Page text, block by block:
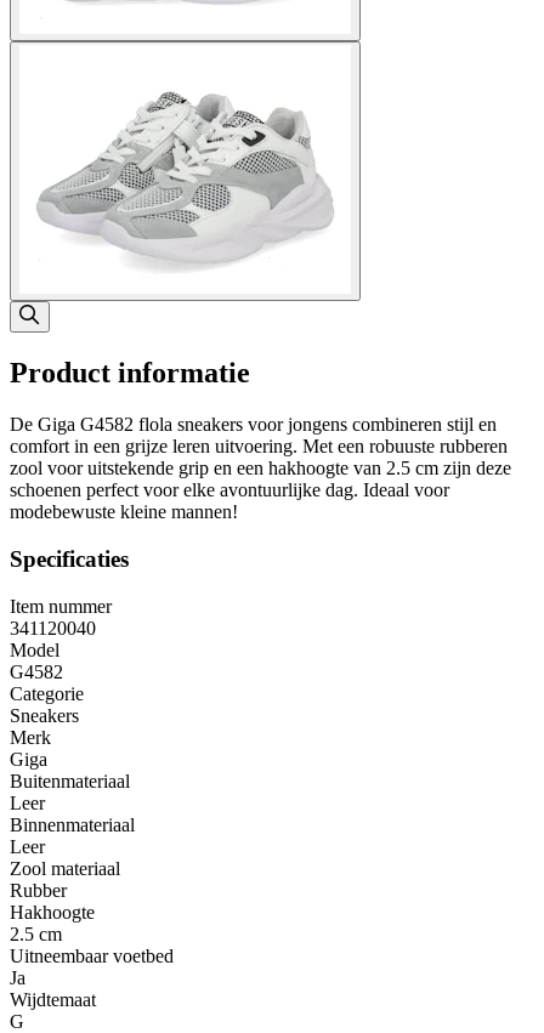
Product informatie
De Giga G4582 flola sneakers voor jongens combineren stijl en
comfort in een grijze leren uitvoering. Met een robuuste rubberen
zool voor uitstekende grip en een hakhoogte van 2.5 cm zijn deze
schoenen perfect voor elke avontuurlijke dag. Ideaal voor
modebewuste kleine mannen!
Specificaties
Item nummer
341120040
Model
G4582
Categorie
Sneakers
Merk
Giga
Buitenmateriaal
Leer
Binnenmateriaal
Leer
Zool materiaal
Rubber
Hakhoogte
2.5 cm
Uitneembaar voetbed
Ja
Wijdtemaat
G